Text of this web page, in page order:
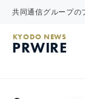
共同通信グループの
KYODO NEWS
PRWIRE